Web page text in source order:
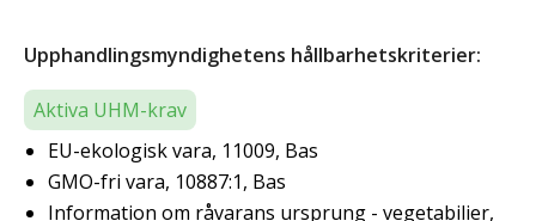
Upphandlingsmyndighetens hållbarhetskriterier:
Aktiva UHM-krav
EU-ekologisk vara, 11009, Bas
GMO-fri vara, 10887:1, Bas
Information om råvarans ursprung - vegetabilier,